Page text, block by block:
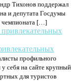
Тихонов поддержал
и депутата Госдумы
чемпионата […]
профильного
себя на сайте крупный
для туристов